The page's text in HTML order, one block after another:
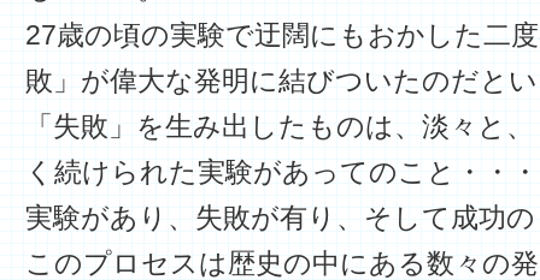
27歳の頃の実験で迂闊にもおかした二
敗」が偉大な発明に結びついたのだと
「失敗」を生み出したものは、淡々と
く続けられた実験があってのこと・・
実験があり、失敗が有り、そして成功
このプロセスは歴史の中にある数々の